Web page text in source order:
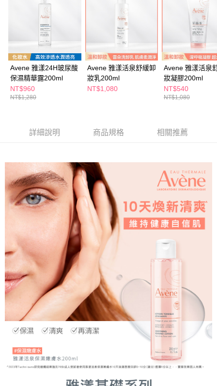
【注意事項】
１．透過由恩沛科技股份有限公司提供之「AFTEE先享後付」服務完成之交
易，需依本服務之必要範圍內提供個人資料，並將交易相關給付款項請求債
權轉讓予恩沛科技股份有限公司。
２．關於個人資料處理事宜，請瀏覽以下網址：
https://aftee.tw/terms/#terms3
３．未成年的使用者請事先徵得法定代理人或監護人之同意方可使用
「AFTEE先享後付」，若未經同意申辦者引起之損失，本公司不負相關責
任。
４．使用「AFTEE先享後付」時，將依據個別帳號之用戶狀況，依本公司即
恩沛科技股份有限公司將有權停止該用戶之使用額度並採取法律行動。
7-11取貨付款
每筆NT$65，滿NT$490(含以上)免運費
付款後7-11取貨
每筆NT$65，滿NT$490(含以上)免運費
宅配(本島)
每筆NT$100，滿NT$790(含以上)免運費
Avene 雅漾24H玻尿酸
保濕精華露200ml
NT$960
NT$1,280
Avene 雅漾活泉舒緩卸
妝乳200ml
NT$1,080
Avene 雅漾活泉
妝凝膠200ml
NT$540
NT$1,080
詳細說明 商品規格 相關推薦